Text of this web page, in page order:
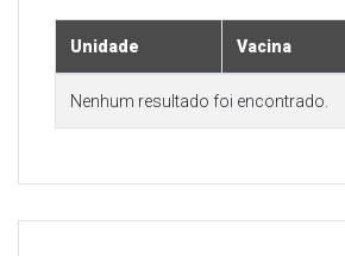
Unidade Vacina
Nenhum resultado foi encontrado.